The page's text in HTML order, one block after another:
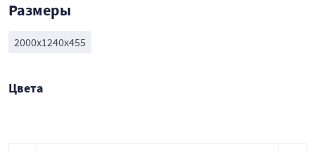
Размеры
2000х1240х455
Цвета